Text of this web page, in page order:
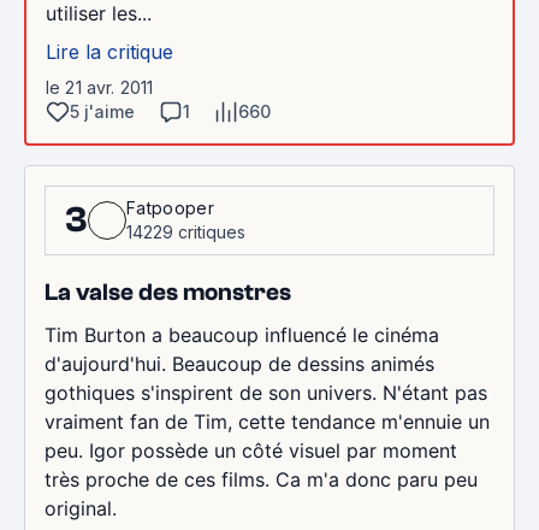
utiliser les...
Lire la critique
le 21 avr. 2011
5 j'aime
1 660
3
Fatpooper
14229 critiques
La valse des monstres
Tim Burton a beaucoup influencé le cinéma
d'aujourd'hui. Beaucoup de dessins animés
gothiques s'inspirent de son univers. N'étant pas
vraiment fan de Tim, cette tendance m'ennuie un
peu. Igor possède un côté visuel par moment
très proche de ces films. Ca m'a donc paru peu
original.